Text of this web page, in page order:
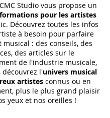
Studio vous propose un
pour les artistes
Découvrez toutes les infos
à besoin pour parfaire
musical : des conseils, des
des articles sur le
de l'industrie musicale,
l'univers musical
artistes connus ou en
plus le plus grand plaisir
yeux et nos oreilles !